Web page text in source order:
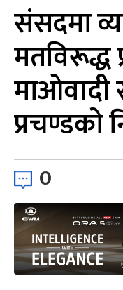
संसदमा
मतविरूद्ध
प्रचण्डको
0